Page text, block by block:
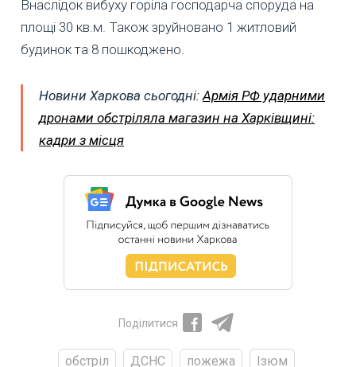
Внаслідок вибуху горіла господарча споруда на
площі 30 кв.м. Також зруйновано 1 житловий
будинок та 8 пошкоджено.
Новини Харкова сьогодні:Армія РФ ударними
дронами обстріляла магазин на Харківщині:
кадри з місця
Поділитися
обстріл ДСНС пожежа Ізюм